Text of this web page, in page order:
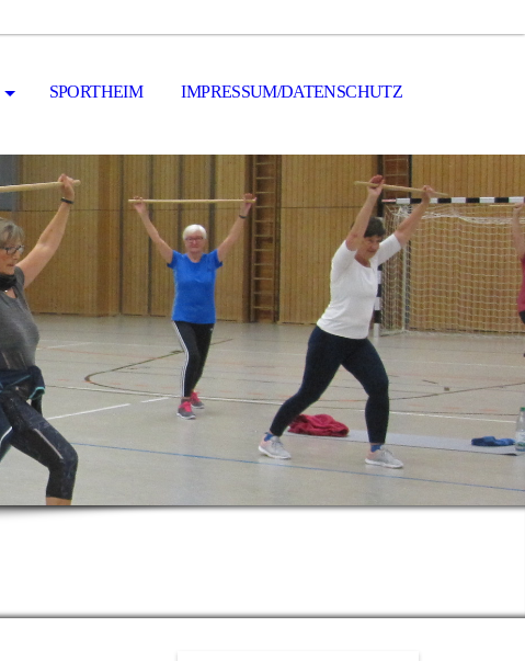
SPORTHEIM IMPRESSUM/DATENSCHUTZ